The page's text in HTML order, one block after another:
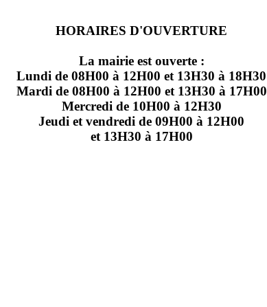
HORAIRES D'OUVERTURE
La mairie est ouverte :
Lundi de 08H00 à 12H00 et 13H30 à 18H30
Mardi de 08H00 à 12H00 et 13H30 à 17H00
Mercredi de 10H00 à 12H30
Jeudi et vendredi de 09H00 à 12H00
et 13H30 à 17H00